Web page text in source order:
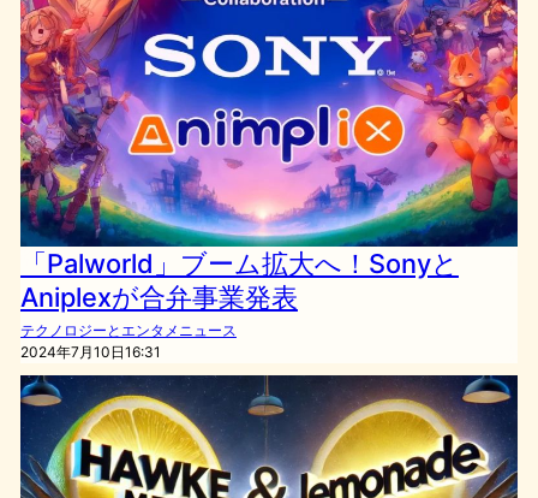
「Palworld」ブーム拡大へ！Sonyと
Aniplexが合弁事業発表
テクノロジーとエンタメニュース
2024年7月10日16:31